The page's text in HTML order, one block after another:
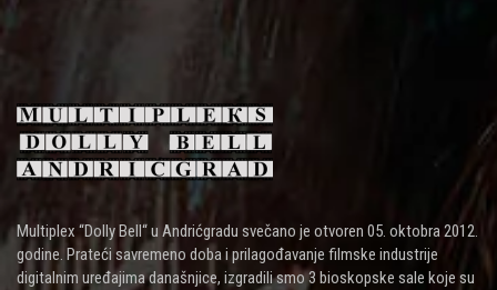
Multiplex “Dolly Bell“ u Andrićgradu svečano je otvoren 05. oktobra 2012.
godine. Prateći savremeno doba i prilagođavanje filmske industrije
digitalnim uređajima današnjice, izgradili smo 3 bioskopske sale koje su